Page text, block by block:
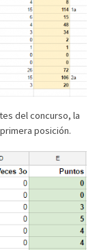
del concurso, la
posición.